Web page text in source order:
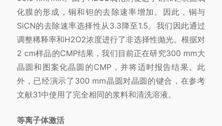
化膜的形成，铜和钽的去除速率增加。因此，铜与
SiCN的去除速率选择性从3.3降至1.5。我们因此通过
调整稀释率和H2O2浓度进行了非选择性抛光。根据对
2 cm样品的CMP结果，我们目前正在研究300 mm大
晶圆和图案化晶圆的CMP，并将适时报告结果。此
外，已经演示了300 mm晶圆对晶圆的键合，在参考
文献31中使用了完全相同的浆料和清洗溶液。
等离子体激活